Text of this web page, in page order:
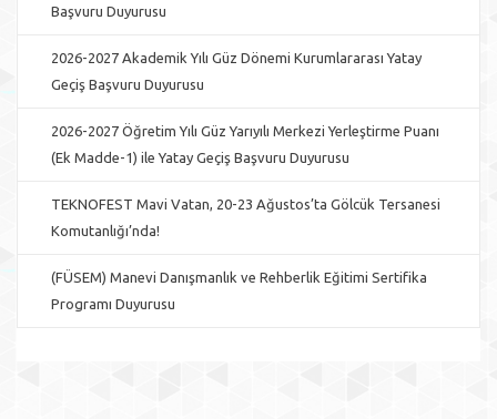
Başvuru Duyurusu
2026-2027 Akademik Yılı Güz Dönemi Kurumlararası Yatay
Geçiş Başvuru Duyurusu
2026-2027 Öğretim Yılı Güz Yarıyılı Merkezi Yerleştirme Puanı
(Ek Madde-1) ile Yatay Geçiş Başvuru Duyurusu
TEKNOFEST Mavi Vatan, 20-23 Ağustos’ta Gölcük Tersanesi
Komutanlığı’nda!
(FÜSEM) Manevi Danışmanlık ve Rehberlik Eğitimi Sertifika
Programı Duyurusu